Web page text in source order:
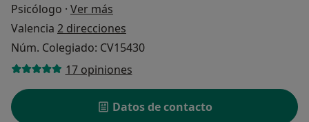
Psicólogo · Ver más
Valencia 2 direcciones
Núm. Colegiado: CV15430
17 opiniones
Datos de contacto